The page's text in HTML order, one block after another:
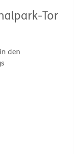
Tor
den